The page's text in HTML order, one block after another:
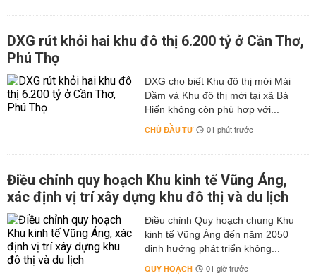
DXG rút khỏi hai khu đô thị 6.200 tỷ ở Cần Thơ,
Phú Thọ
DXG cho biết Khu đô thị mới Mái
Dầm và Khu đô thị mới tại xã Bá
Hiến không còn phù hợp với...
CHỦ ĐẦU TƯ 01 phút trước
Điều chỉnh quy hoạch Khu kinh tế Vũng Áng,
xác định vị trí xây dựng khu đô thị và du lịch
Điều chỉnh Quy hoạch chung Khu
kinh tế Vũng Áng đến năm 2050
định hướng phát triển không...
QUY HOẠCH 01 giờ trước